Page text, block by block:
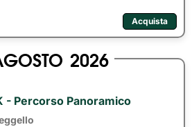
Acquista
2026
- Percorso Panoramico